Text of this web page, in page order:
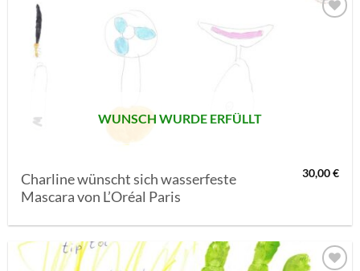
WUNSCH WURDE ERFÜLLT
Charline wünscht sich wasserfeste
Mascara von L’Oréal Paris
30,00€